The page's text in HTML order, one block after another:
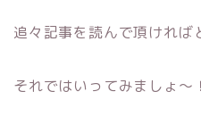
追々記事を読んで頂ければ
それではいってみましょ〜！